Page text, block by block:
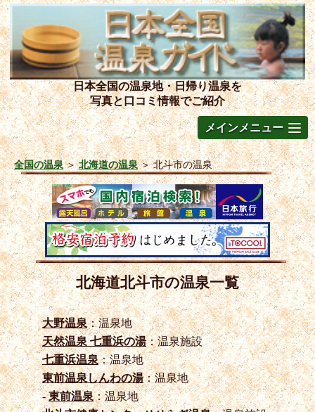
日本全国の温泉地・日帰り温泉を
写真と口コミ情報でご紹介
メインメニュー
全国の温泉＞北海道の温泉＞北斗市の温泉
北海道北斗市の温泉一覧
大野温泉：温泉地
天然温泉 七重浜の湯：温泉施設
七重浜温泉：温泉地
東前温泉しんわの湯：温泉地
-東前温泉：温泉地